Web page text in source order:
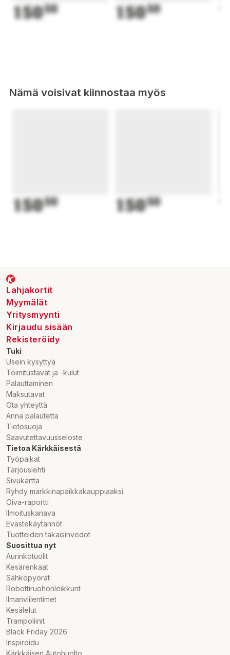
15050 15050
Nämä voisivat kiinnostaa myös
15050 15050
Lahjakortit
Myymälät
Yritysmyynti
Kirjaudu sisään
Rekisteröidy
Tuki
Usein kysyttyä
Toimitustavat ja -kulut
Palauttaminen
Maksutavat
Ota yhteyttä
Anna palautetta
Tietosuoja
Saavutettavuusseloste
Tietoa Kärkkäisestä
Työpaikat
Tarjouslehti
Sivukartta
Ryhdy markkinapaikkakauppiaaksi
Oiva-raportti
Ilmoituskanava
Evästekäytännöt
Tuotteiden takaisinvedot
Suosittua nyt
Aurinkotuolit
Kesärenkaat
Sähköpyörät
Robottiruohonleikkurit
Ilmanviilentimet
Kesälelut
Trampoliinit
Black Friday 2026
Inspiroidu
Kärkkäisen Autohuolto